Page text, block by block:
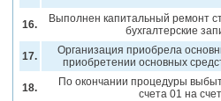
16.
Выполнен капитальный ремонт
бухгалтерские
17.
Организация приобрела
приобретении основных
18.
По окончании процедуры
счета 01 на